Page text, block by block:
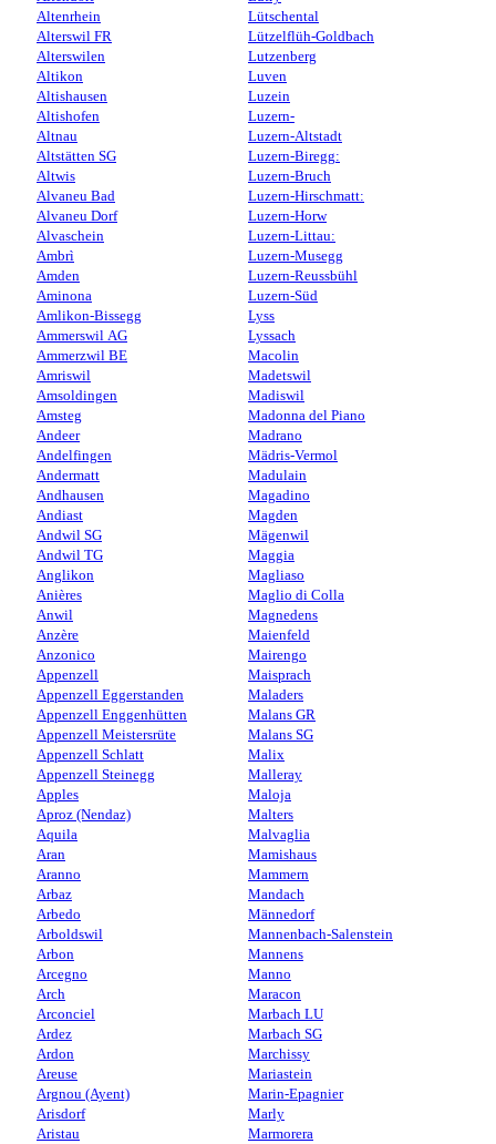
Altenrhein
Alterswil FR
Alterswilen
Altikon
Altishausen
Altishofen
Altnau
Altstätten SG
Altwis
Alvaneu Bad
Alvaneu Dorf
Alvaschein
Ambrì
Amden
Aminona
Amlikon-Bissegg
Ammerswil AG
Ammerzwil BE
Amriswil
Amsoldingen
Amsteg
Andeer
Andelfingen
Andermatt
Andhausen
Andiast
Andwil SG
Andwil TG
Anglikon
Anières
Anwil
Anzère
Anzonico
Appenzell
Appenzell Eggerstanden
Appenzell Enggenhütten
Appenzell Meistersrüte
Appenzell Schlatt
Appenzell Steinegg
Apples
Aproz (Nendaz)
Aquila
Aran
Aranno
Arbaz
Arbedo
Arboldswil
Arbon
Arcegno
Arch
Arconciel
Ardez
Ardon
Areuse
Argnou (Ayent)
Arisdorf
Aristau
Lütschental
Lützelflüh-Goldbach
Lutzenberg
Luven
Luzein
Luzern-
Luzern-Altstadt
Luzern-Biregg:
Luzern-Bruch
Luzern-Hirschmatt:
Luzern-Horw
Luzern-Littau:
Luzern-Musegg
Luzern-Reussbühl
Luzern-Süd
Lyss
Lyssach
Macolin
Madetswil
Madiswil
Madonna del Piano
Madrano
Mädris-Vermol
Madulain
Magadino
Magden
Mägenwil
Maggia
Magliaso
Maglio di Colla
Magnedens
Maienfeld
Mairengo
Maisprach
Maladers
Malans GR
Malans SG
Malix
Malleray
Maloja
Malters
Malvaglia
Mamishaus
Mammern
Mandach
Männedorf
Mannenbach-Salenstein
Mannens
Manno
Maracon
Marbach LU
Marbach SG
Marchissy
Mariastein
Marin-Epagnier
Marly
Marmorera